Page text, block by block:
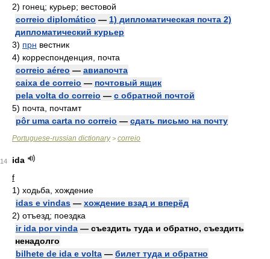
2) гонец; курьер; вестовой
correio diplomático — 1) дипломатическая почта 2)
дипломатический курьер
3) прн вестник
4) корреспонденция, почта
correio aéreo — авиапочта
caixa de correio — почтовый ящик
pela volta do correio — с обратной почтой
5) почта, почтамт
pôr uma carta no correio — сдать письмо на почту
Portuguese-russian dictionary> correio
14
ida
f
1) ходьба, хождение
idas e vindas — хождение взад и вперёд
2) отъезд; поездка
ir ida por vinda — съездить туда и обратно, съездить
ненадолго
bilhete de ida e volta — билет туда и обратно